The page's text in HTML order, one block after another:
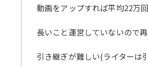
動画をアップすれば平均22万
長いこと運営していないので
引き継ぎが難しい(ライターは